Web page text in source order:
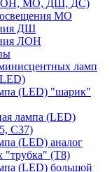
МО, ДШ, ДС)
МО
ДШ
ЛОН
ламп
(LED) "шарик"
лампа (LED)
С37)
(LED) аналог
(T8)
(LED) большой